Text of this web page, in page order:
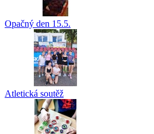
Opačný den 15.5.
Atletická soutěž